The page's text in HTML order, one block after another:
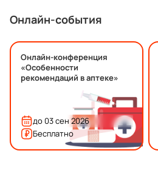
Онлайн-события
Онлайн-конференция
«Особенности
рекомендаций в аптеке»
до 03 сен 2026
Бесплатно